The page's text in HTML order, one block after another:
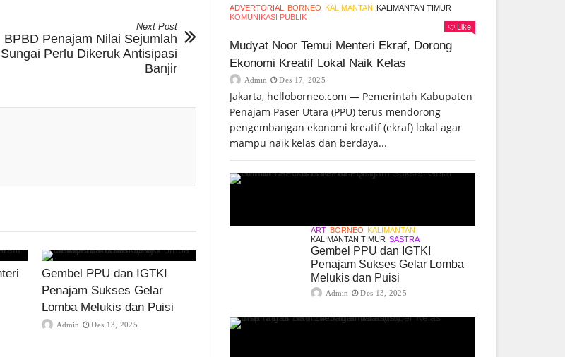
Next Post
BPBD Penajam Nilai Sejumlah
Sungai Perlu Dikeruk Antisipasi
Banjir
Gembel PPU dan IGTKI
Penajam Sukses Gelar
Lomba Melukis dan Puisi
Admin Des 13, 2025
ADVERTORIAL BORNEO KALIMANTAN KALIMANTAN TIMUR
KOMUNIKASI PUBLIK
Like
Mudyat Noor Temui Menteri Ekraf, Dorong
Ekonomi Kreatif Lokal Naik Kelas
Admin Des 17, 2025
Jakarta, helloborneo.com — Pemerintah Kabupaten
Penajam Paser Utara (PPU) terus mendorong
pengembangan ekonomi kreatif (ekraf) lokal agar
mampu naik kelas dan berdaya...
ART BORNEO KALIMANTAN
KALIMANTAN TIMUR SASTRA
Gembel PPU dan IGTKI
Penajam Sukses Gelar Lomba
Melukis dan Puisi
Admin Des 13, 2025